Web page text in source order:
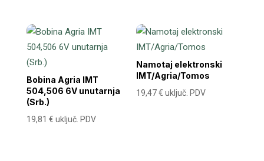
Bobina Agria IMT
504,506 6V unutarnja
(Srb.)
19,81 € uključ. PDV
Namotaj elektronski
IMT/Agria/Tomos
19,47€ uključ. PDV